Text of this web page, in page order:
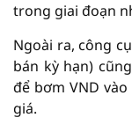
trong giai đoạn
Ngoài ra, công
bán kỳ hạn)
để bơm VND
giá.